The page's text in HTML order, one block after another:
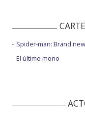
Spider-man: Brand
El último mono